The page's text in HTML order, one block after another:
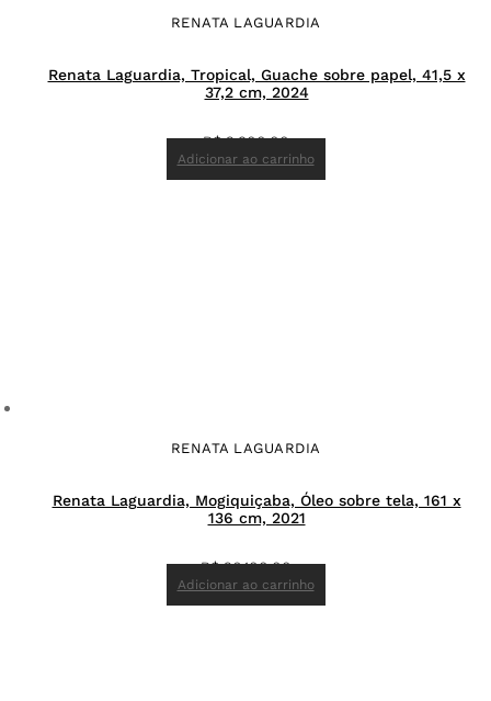
RENATA LAGUARDIA
Renata Laguardia, Tropical, Guache sobre papel, 41,5 x
37,2 cm, 2024
R$2.900,00
Adicionar ao carrinho
RENATA LAGUARDIA
Renata Laguardia, Mogiquiçaba, Óleo sobre tela, 161 x
136 cm, 2021
R$26.100,00
Adicionar ao carrinho